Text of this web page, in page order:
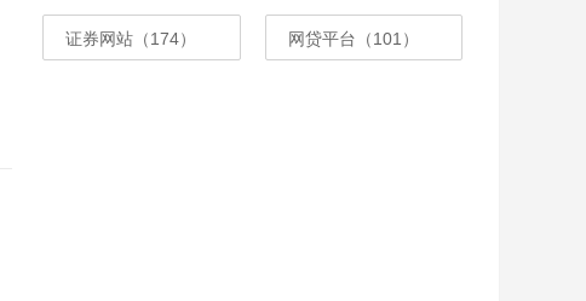
证券网站（174） 网贷平台（101）